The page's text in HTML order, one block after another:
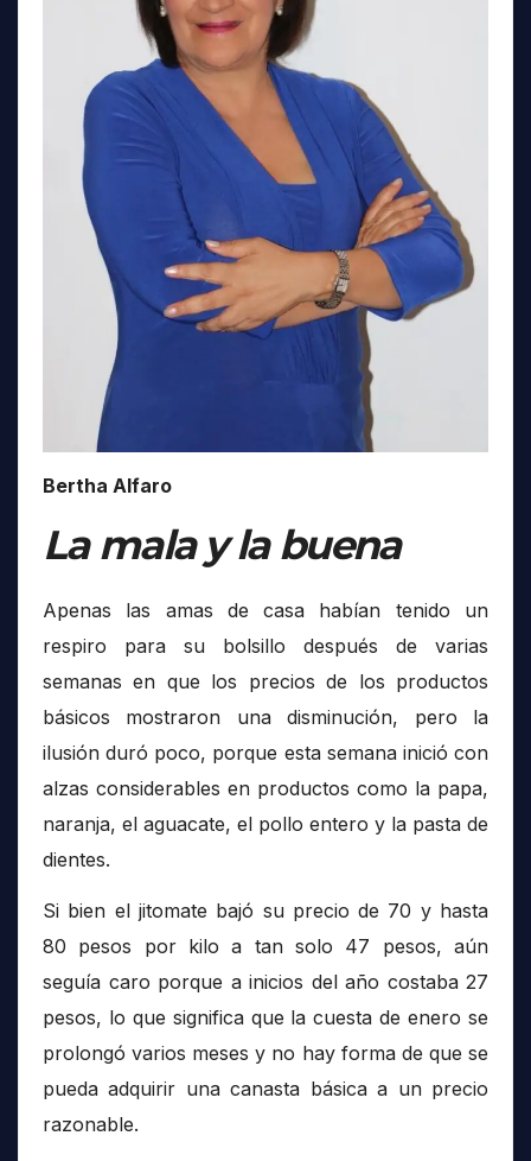
Bertha Alfaro
La mala y la buena
Apenas las amas de casa habían tenido un
respiro para su bolsillo después de varias
semanas en que los precios de los productos
básicos mostraron una disminución, pero la
ilusión duró poco, porque esta semana inició con
alzas considerables en productos como la papa,
naranja, el aguacate, el pollo entero y la pasta de
dientes.
Si bien el jitomate bajó su precio de 70 y hasta
80 pesos por kilo a tan solo 47 pesos, aún
seguía caro porque a inicios del año costaba 27
pesos, lo que significa que la cuesta de enero se
prolongó varios meses y no hay forma de que se
pueda adquirir una canasta básica a un precio
razonable.